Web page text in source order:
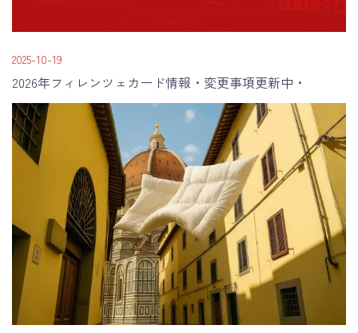
2025-10-19
2026年フィレンツェカード情報・変更事項更新中・